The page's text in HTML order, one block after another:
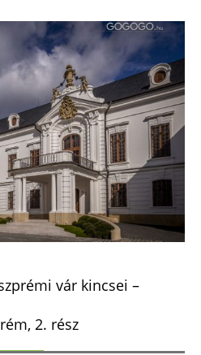
vár kincsei –
2. rész